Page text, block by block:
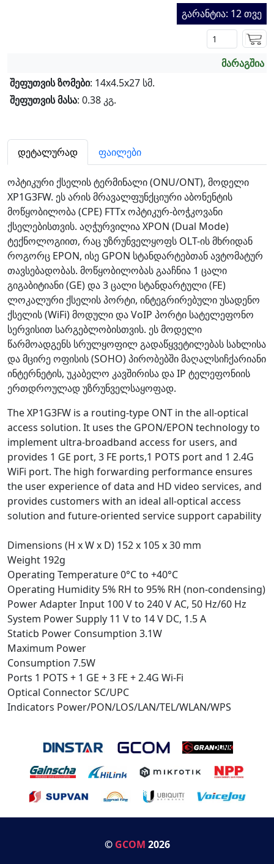
გარანტია: 12 თვე
მარაგშია
შეფუთვის ზომები: 14x4.5x27 სმ.
შეფუთვის მასა: 0.38 კგ.
დეტალურად ფაილები
ოპტიკური ქსელის ტერმინალი (ONU/ONT), მოდელი
XP1G3FW. ეს არის მრავალფუნქციური აბონენტის
მოწყობილობა (CPE) FTTx ოპტიკურ-ბოჭკოვანი
ქსელებისთვის. აღჭურვილია XPON (Dual Mode)
ტექნოლოგიით, რაც უზრუნველყოფს OLT-ის მხრიდან
როგორც EPON, ისე GPON სტანდარტებთან ავტომატურ
თავსებადობას. მოწყობილობას გააჩნია 1 ცალი
გიგაბიტიანი (GE) და 3 ცალი სტანდარტული (FE)
ლოკალური ქსელის პორტი, ინტეგრირებული უსადენო
ქსელის (WiFi) მოდული და VoIP პორტი სატელეფონო
სერვისით სარგებლობისთვის. ეს მოდელი
წარმოადგენს სრულყოფილ გადაწყვეტილებას სახლისა
და მცირე ოფისის (SOHO) პირობებში მაღალსიჩქარიანი
ინტერნეტის, უკაბელო კავშირისა და IP ტელეფონიის
ერთდროულად უზრუნველსაყოფად.
The XP1G3FW is a routing-type ONT in the all-optical
access solution. It uses the GPON/EPON technology to
implement ultra-broadband access for users, and
provides 1 GE port, 3 FE ports,1 POTS port and 1 2.4G
WiFi port. The high forwarding performance ensures
the user experience of data and HD video services, and
provides customers with an ideal all-optical access
solution and future-oriented service support capability
Dimensions (H x W x D) 152 x 105 x 30 mm
Weight 192g
Operating Temperature 0°C to +40°C
Operating Humidity 5% RH to 95% RH (non-condensing)
Power Adapter Input 100 V to 240 V AC, 50 Hz/60 Hz
System Power Supply 11 V to 14 V DC, 1.5 A
Staticb Power Consumption 3.1W
Maximum Power
Consumption 7.5W
Ports 1 POTS + 1 GE + 3 FE + 2.4G Wi-Fi
Optical Connector SC/UPC
Indicators Power/PON/LOS/LAN/TEL/WLAN/WPS
© GCOM 2026